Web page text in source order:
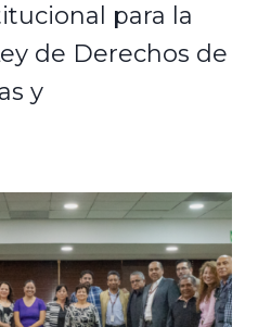
para la
de Derechos de
y